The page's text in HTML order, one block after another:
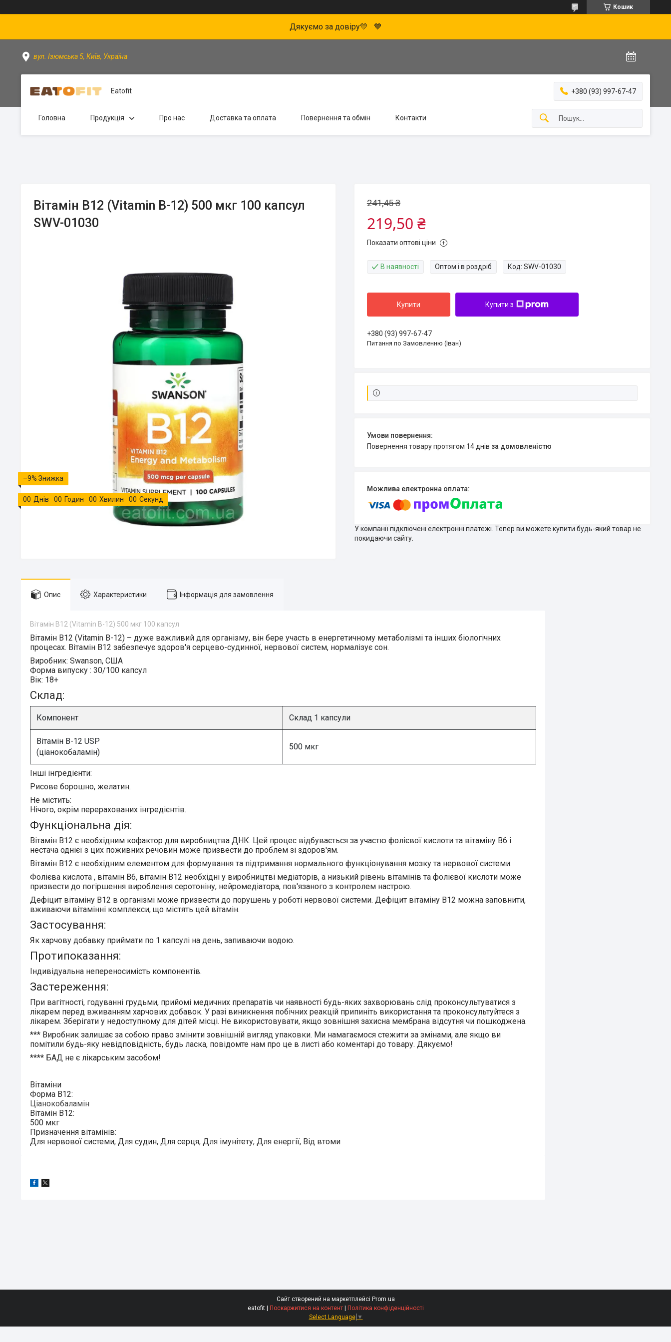
Кошик
Дякуємо за довіру💛 💙
вул. Ізюмська 5, Київ, Україна
Eatofit +380 (93) 997-67-47
Головна Продукція Про нас Доставка та оплата Повернення та обмін Контакти
Вітамін В12 (Vitamin B-12) 500 мкг 100 капсул
SWV-01030
–9%
00 Днів 00 Годин 00 Хвилин 00 Секунд
241,45 ₴
219,50 ₴
Показати оптові ціни
В наявності Оптом і в роздріб Код: SWV-01030
Купити Купити з
+380 (93) 997-67-47
Питання по Замовленню (Іван)
повернення товару протягом 14 днів за домовленістю
У компанії підключені електронні платежі. Тепер ви можете купити будь-який товар не
покидаючи сайту.
Опис Характеристики Інформація для замовлення
Вітамін В12 (Vitamin B-12) 500 мкг 100 капсул
Вітамін В12 (Vitamin B-12) – дуже важливий для організму, він бере участь в енергетичному метаболізмі та інших біологічних
процесах. Вітамін В12 забезпечує здоров'я серцево-судинної, нервової систем, нормалізує сон.
Виробник: Swanson, США
Форма випуску : 30/100 капсул
Вік: 18+
Склад:
Компонент Склад 1 капсули
Вітамін B-12 USP
(ціанокобаламін)
500 мкг
Інші інгредієнти:
Рисове борошно, желатин.
Не містить:
Нічого, окрім перерахованих інгредієнтів.
Функціональна дія:
Вітамін B12 є необхідним кофактор для виробництва ДНК. Цей процес відбувається за участю фолієвої кислоти та вітаміну В6 і
нестача однієї з цих поживних речовин може призвести до проблем зі здоров'ям.
Вітамін В12 є необхідним елементом для формування та підтримання нормального функціонування мозку та нервової системи.
Фолієва кислота , вітамін В6, вітамін В12 необхідні у виробництві медіаторів, а низький рівень вітамінів та фолієвої кислоти може
призвести до погіршення вироблення серотоніну, нейромедіатора, пов'язаного з контролем настрою.
Дефіцит вітаміну В12 в організмі може призвести до порушень у роботі нервової системи. Дефіцит вітаміну В12 можна заповнити,
вживаючи вітамінні комплекси, що містять цей вітамін.
Застосування:
Як харчову добавку приймати по 1 капсулі на день, запиваючи водою.
Протипоказання:
Індивідуальна непереносимість компонентів.
Застереження:
При вагітності, годуванні грудьми, прийомі медичних препаратів чи наявності будь-яких захворювань слід проконсультуватися з
лікарем перед вживанням харчових добавок. У разі виникнення побічних реакцій припиніть використання та проконсультуйтеся з
лікарем. Зберігати у недоступному для дітей місці. Не використовувати, якщо зовнішня захисна мембрана відсутня чи пошкоджена.
*** Виробник залишає за собою право змінити зовнішній вигляд упаковки. Ми намагаємося стежити за змінами, але якщо ви
помітили будь-яку невідповідність, будь ласка, повідомте нам про це в листі або коментарі до товару. Дякуємо!
**** БАД не є лікарським засобом!
Вітаміни
Форма B12:
Ціанокобаламін
Вітамін В12:
500 мкг
Призначення вітамінів:
Для нервової системи, Для судин, Для серця, Для імунітету, Для енергії, Від втоми
Сайт створений на маркетплейсі Prom.ua
eatofit | Поскаржитися на контент | Політика конфіденційності
Select Language ▼